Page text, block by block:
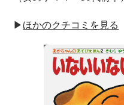
▶︎ほかのクチコミを見る